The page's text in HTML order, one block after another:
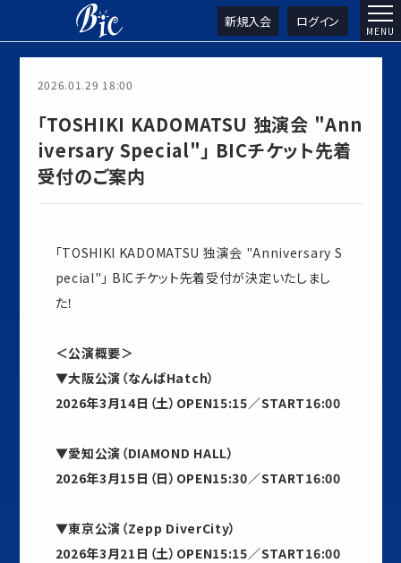
新規入会 ログイン
2026.01.29 18:00
「TOSHIKI KADOMATSU 独演会 "Ann
iversary Special"」 BICチケット先着
受付のご案内
「TOSHIKI KADOMATSU 独演会 "Anniversary S
pecial"」 BICチケット先着受付が決定いたしまし
た！
＜公演概要＞
▼大阪公演（なんばHatch）
2026年3月14日（土）OPEN15:15／START16:00
▼愛知公演（DIAMOND HALL）
2026年3月15日（日）OPEN15:30／START16:00
▼東京公演（Zepp DiverCity）
2026年3月21日（土）OPEN15:15／START16:00